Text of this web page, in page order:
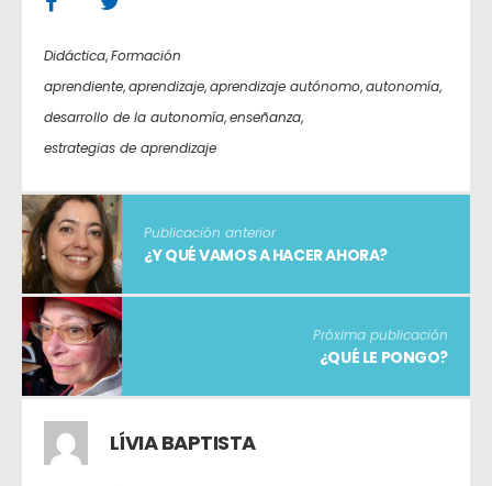
Didáctica,Formación
aprendiente,aprendizaje,aprendizaje autónomo,autonomía,
desarrollo de la autonomía,enseñanza,
estrategias de aprendizaje
Publicación anterior
¿Y QUÉ VAMOS A HACER AHORA?
Próxima publicación
¿QUÉ LE PONGO?
LÍVIA BAPTISTA